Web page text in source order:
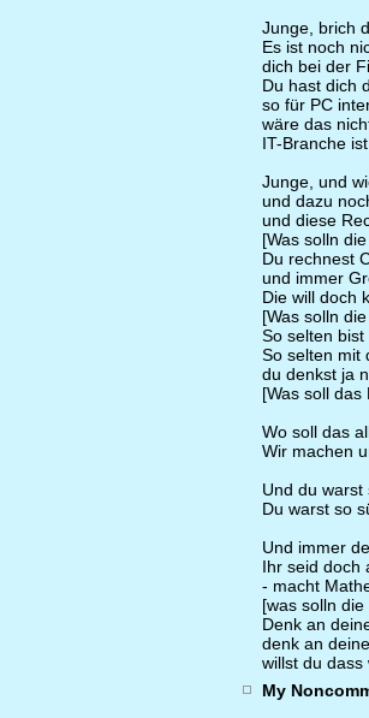
Junge, brich
Es ist noch
dich bei der
Du hast dich
so für PC
wäre das
IT-Branche ist
Junge, und
und dazu
und diese
[Was solln
Du rechnest
und immer
Die will doch
[Was solln
So selten
So selten mit
du denkst ja
[Was soll das
Wo soll das
Wir machen
Und du warst
Du warst so
Und immer
Ihr seid doch
- macht
[was solln
Denk an
denk an
willst du dass
My